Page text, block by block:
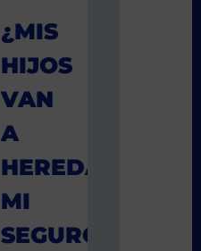
¿MIS
HIJOS
VAN
A
HEREDAR
MI
SEGURO